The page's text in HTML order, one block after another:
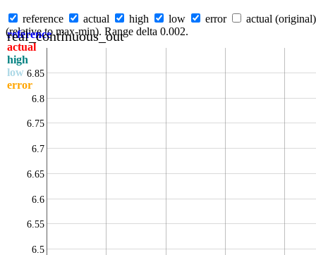
real_continuous_out
reference
actual
high
low
error
6.5
6.55
6.6
6.65
6.7
6.75
6.8
6.85
reference actual high low error
actual (original)
(relative to max-min). Range delta 0.002.